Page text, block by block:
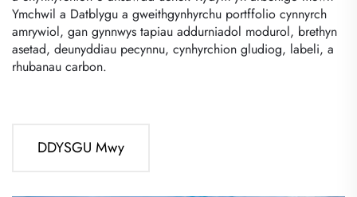
Ymchwil a Datblygu a gweithgynhyrchu portffolio cynnyrch
amrywiol, gan gynnwys tapiau addurniadol modurol, brethyn
asetad, deunyddiau pecynnu, cynhyrchion gludiog, labeli, a
rhubanau carbon.
DDYSGU Mwy